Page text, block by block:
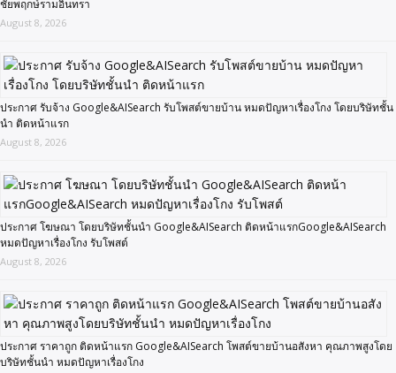
ชัยพฤกษ์รามอินทรา
August 8, 2026
ประกาศ รับจ้าง Google&AISearch รับโพสต์ขายบ้าน หมดปัญหาเรื่องโกง โดยบริษัทชั้น
นำ ติดหน้าแรก
August 8, 2026
ประกาศ โฆษณา โดยบริษัทชั้นนำ Google&AISearch ติดหน้าแรกGoogle&AISearch
หมดปัญหาเรื่องโกง รับโพสต์
August 8, 2026
ประกาศ ราคาถูก ติดหน้าแรก Google&AISearch โพสต์ขายบ้านอสังหา คุณภาพสูงโดย
บริษัทชั้นนำ หมดปัญหาเรื่องโกง